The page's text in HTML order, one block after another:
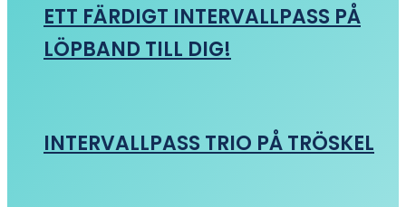
ETT FÄRDIGT INTERVALLPASS PÅ
LÖPBAND TILL DIG!
INTERVALLPASS TRIO PÅ TRÖSKEL